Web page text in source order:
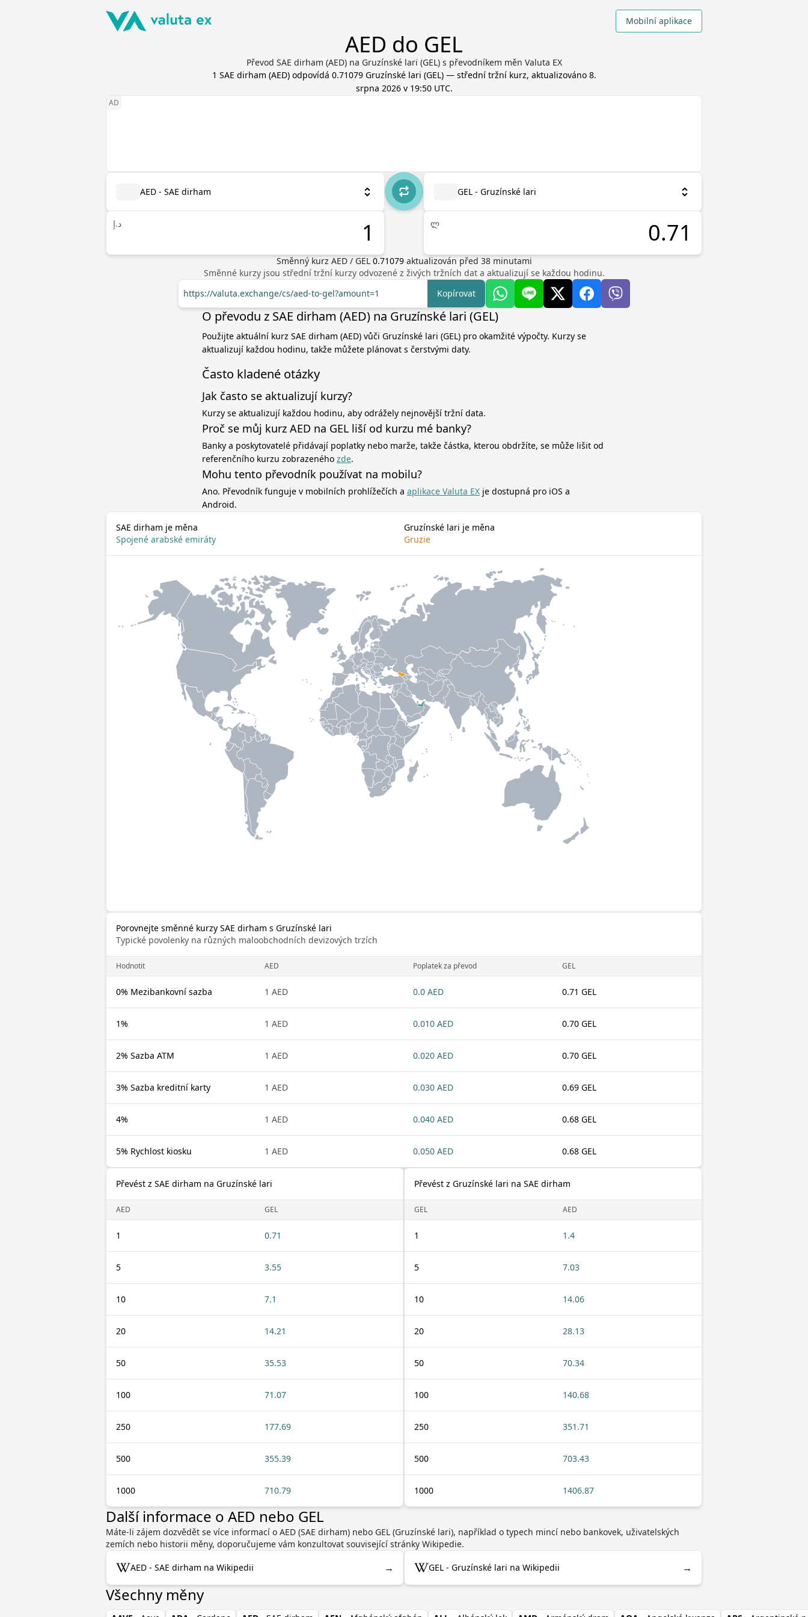
Mobilní aplikace
AED do GEL
Převod SAE dirham (AED) na Gruzínské lari (GEL) s převodníkem měn Valuta EX
1 SAE dirham (AED) odpovídá 0.71079 Gruzínské lari (GEL) — střední tržní kurz, aktualizováno 8.
srpna 2026 v 19:50 UTC.
AED - SAE dirham
د.إ
GEL - Gruzínské lari
ლ
Směnný kurz AED/ GEL 0.71079 aktualizován před 38minutami
Směnné kurzy jsou střední tržní kurzy odvozené z živých tržních dat a aktualizují se každou hodinu.
https://valuta.exchange/cs/aed-to-gel?amount=1
Kopírovat
O převodu z SAE dirham (AED) na Gruzínské lari (GEL)
Použijte aktuální kurz SAE dirham (AED) vůči Gruzínské lari (GEL) pro okamžité výpočty. Kurzy se
aktualizují každou hodinu, takže můžete plánovat s čerstvými daty.
Často kladené otázky
Jak často se aktualizují kurzy?
Kurzy se aktualizují každou hodinu, aby odrážely nejnovější tržní data.
Proč se můj kurz AED na GEL liší od kurzu mé banky?
Banky a poskytovatelé přidávají poplatky nebo marže, takže částka, kterou obdržíte, se může lišit od
referenčního kurzu zobrazeného zde.
Mohu tento převodník používat na mobilu?
Ano. Převodník funguje v mobilních prohlížečích a aplikace Valuta EX je dostupná pro iOS a
Android.
SAE dirham je měna
Spojené arabské emiráty
Gruzínské lari je měna
Gruzie
Porovnejte směnné kurzy SAE dirham s Gruzínské lari
Typické povolenky na různých maloobchodních devizových trzích
Hodnotit AED Poplatek za převod GEL
0% Mezibankovní sazba 1 AED 0.0 AED 0.71 GEL
1% 1 AED 0.010 AED 0.70 GEL
2% Sazba ATM 1 AED 0.020 AED 0.70 GEL
3% Sazba kreditní karty 1 AED 0.030 AED 0.69 GEL
4% 1 AED 0.040 AED 0.68 GEL
5% Rychlost kiosku 1 AED 0.050 AED 0.68 GEL
Převést z SAE dirham na Gruzínské lari
AED GEL
1 0.71
5 3.55
10 7.1
20 14.21
50 35.53
100 71.07
250 177.69
500 355.39
1000 710.79
Převést z Gruzínské lari na SAE dirham
GEL AED
1 1.4
5 7.03
10 14.06
20 28.13
50 70.34
100 140.68
250 351.71
500 703.43
1000 1406.87
Další informace o AED nebo GEL
Máte-li zájem dozvědět se více informací o AED (SAE dirham) nebo GEL (Gruzínské lari), například o typech mincí nebo bankovek, uživatelských
zemích nebo historii měny, doporučujeme vám konzultovat související stránky Wikipedie.
AED - SAE dirham na Wikipedii → GEL - Gruzínské lari na Wikipedii →
Všechny měny